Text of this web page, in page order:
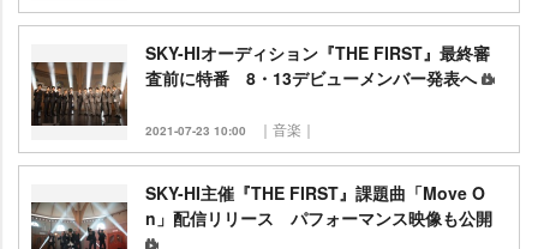
SKY-HIオーディション『THE FIRST』最終審
査前に特番 8・13デビューメンバー発表へ
2021-07-23 10:00 ｜音楽｜
SKY-HI主催『THE FIRST』課題曲「Move O
n」配信リリース パフォーマンス映像も公開